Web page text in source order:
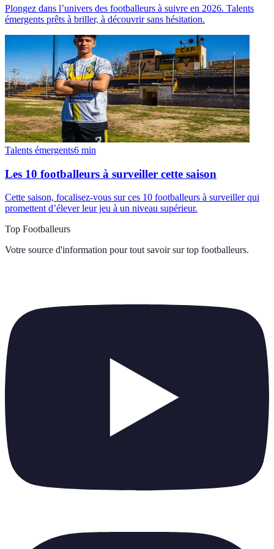
Plongez dans l’univers des footballeurs à suivre en 2026. Talents
émergents prêts à briller, à découvrir sans hésitation.
Talents émergents6 min
Les 10 footballeurs à surveiller cette saison
Cette saison, focalisez-vous sur ces 10 footballeurs à surveiller qui
promettent d’élever leur jeu à un niveau supérieur.
Top Footballeurs
Votre source d'information pour tout savoir sur top footballeurs.